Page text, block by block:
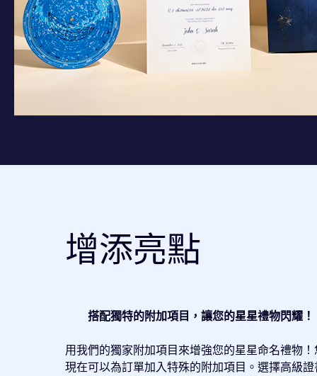
增添亮點
搭配獨特的附加項目，讓您的星星禮物閃耀！
用我們的獨家附加項目來增強您的星星命名禮物！
現在可以為訂單加入特殊的附加項目。選擇高級證